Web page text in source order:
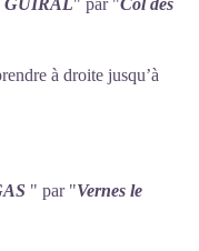
GUIRAL" par "Col des
à droite jusqu’à
" par "Vernes le